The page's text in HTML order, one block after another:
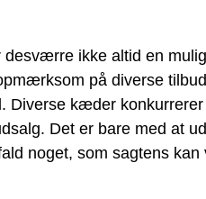
ikke altid en
på diverse
Diverse kæder
Det er bare med at
noget, som sagtens